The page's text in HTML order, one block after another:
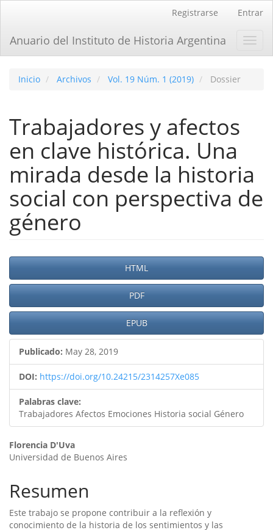
principal
Barra
Registrarse Entrar
Anuario del Instituto de Historia Argentina
Inicio Archivos Vol. 19 Núm. 1 (2019) Dossier
Trabajadores y afectos
en clave histórica. Una
mirada desde la historia
social con perspectiva de
género
Barra
lateral
del
artículo
HTML
PDF
EPUB
Publicado: May 28, 2019
DOI: https://doi.org/10.24215/2314257Xe085
Palabras clave:
Trabajadores Afectos Emociones Historia social Género
Contenido
principal
del
artículo
Florencia D'Uva
Universidad de Buenos Aires
Resumen
Este trabajo se propone contribuir a la reflexión y
conocimiento de la historia de los sentimientos y las